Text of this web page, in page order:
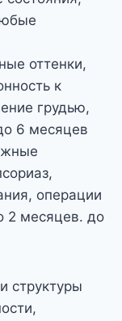
оттенки,
к
грудью,
6 месяцев
операции
2 месяцев. до
структуры